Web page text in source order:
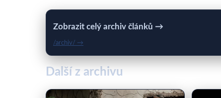
Zobrazit celý archiv článků →
/archiv/ →
Další z archivu